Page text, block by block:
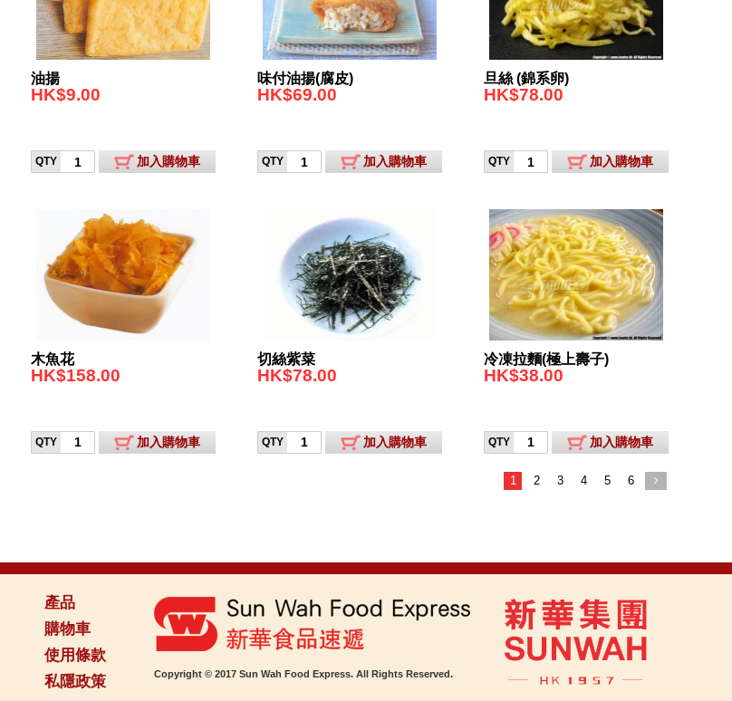
油揚
HK$9.00
QTY 加入購物車
味付油揚(腐皮)
HK$69.00
QTY 加入購物車
旦絲 (錦系卵)
HK$78.00
QTY 加入購物車
木魚花
HK$158.00
QTY 加入購物車
切絲紫菜
HK$78.00
QTY 加入購物車
冷凍拉麵(極上壽子)
HK$38.00
QTY 加入購物車
1 2 3 4 5 6
產品
購物車
使用條款
私隱政策
Copyright © 2017 Sun Wah Food Express. All Rights Reserved.